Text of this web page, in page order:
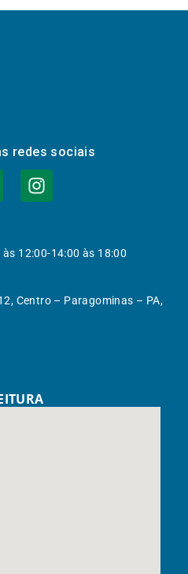
redes sociais
12:00-14:00 às 18:00
Centro – Paragominas – PA,